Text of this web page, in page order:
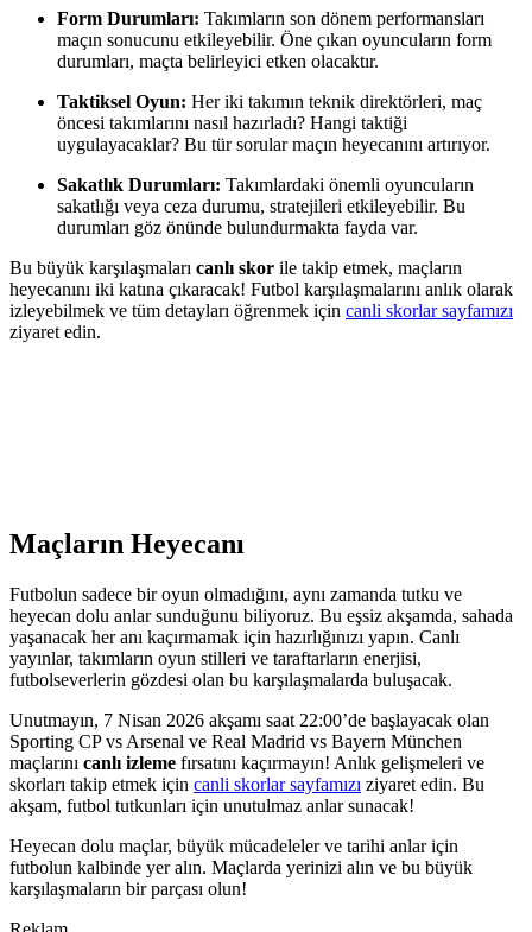
Form Durumları: Takımların son dönem performansları
maçın sonucunu etkileyebilir. Öne çıkan oyuncuların form
durumları, maçta belirleyici etken olacaktır.
Taktiksel Oyun: Her iki takımın teknik direktörleri, maç
öncesi takımlarını nasıl hazırladı? Hangi taktiği
uygulayacaklar? Bu tür sorular maçın heyecanını artırıyor.
Sakatlık Durumları: Takımlardaki önemli oyuncuların
sakatlığı veya ceza durumu, stratejileri etkileyebilir. Bu
durumları göz önünde bulundurmakta fayda var.
Bu büyük karşılaşmaları canlı skor ile takip etmek, maçların
heyecanını iki katına çıkaracak! Futbol karşılaşmalarını anlık olarak
izleyebilmek ve tüm detayları öğrenmek için canli skorlar sayfamızı
ziyaret edin.
Maçların Heyecanı
Futbolun sadece bir oyun olmadığını, aynı zamanda tutku ve
heyecan dolu anlar sunduğunu biliyoruz. Bu eşsiz akşamda, sahada
yaşanacak her anı kaçırmamak için hazırlığınızı yapın. Canlı
yayınlar, takımların oyun stilleri ve taraftarların enerjisi,
futbolseverlerin gözdesi olan bu karşılaşmalarda buluşacak.
Unutmayın, 7 Nisan 2026 akşamı saat 22:00’de başlayacak olan
Sporting CP vs Arsenal ve Real Madrid vs Bayern München
maçlarını canlı izleme fırsatını kaçırmayın! Anlık gelişmeleri ve
skorları takip etmek için canli skorlar sayfamızı ziyaret edin. Bu
akşam, futbol tutkunları için unutulmaz anlar sunacak!
Heyecan dolu maçlar, büyük mücadeleler ve tarihi anlar için
futbolun kalbinde yer alın. Maçlarda yerinizi alın ve bu büyük
karşılaşmaların bir parçası olun!